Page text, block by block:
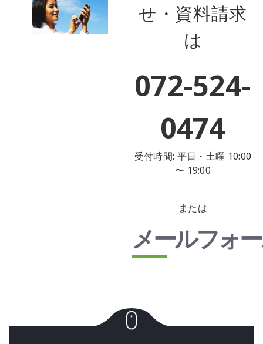
せ・資料請求
は
072-524-
0474
受付時間: 平日・土曜 10:00
〜 19:00
または
メールフォ